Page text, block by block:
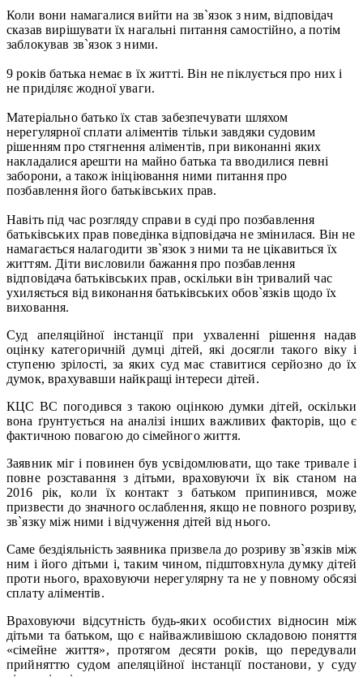
Коли вони намагалися вийти на зв`язок з ним, відповідач
сказав вирішувати їх нагальні питання самостійно, а потім
заблокував зв`язок з ними.
9 років батька немає в їх житті. Він не піклується про них і
не приділяє жодної уваги.
Матеріально батько їх став забезпечувати шляхом
нерегулярної сплати аліментів тільки завдяки судовим
рішенням про стягнення аліментів, при виконанні яких
накладалися арешти на майно батька та вводилися певні
заборони, а також ініціювання ними питання про
позбавлення його батьківських прав.
Навіть під час розгляду справи в суді про позбавлення
батьківських прав поведінка відповідача не змінилася. Він не
намагається налагодити зв`язок з ними та не цікавиться їх
життям. Діти висловили бажання про позбавлення
відповідача батьківських прав, оскільки він тривалий час
ухиляється від виконання батьківських обов`язків щодо їх
виховання.
Суд апеляційної інстанції при ухваленні рішення надав
оцінку категоричній думці дітей, які досягли такого віку і
ступеню зрілості, за яких суд має ставитися серйозно до їх
думок, врахувавши найкращі інтереси дітей.
КЦС ВС погодився з такою оцінкою думки дітей, оскільки
вона ґрунтується на аналізі інших важливих факторів, що є
фактичною повагою до сімейного життя.
Заявник міг і повинен був усвідомлювати, що таке тривале і
повне розставання з дітьми, враховуючи їх вік станом на
2016 рік, коли їх контакт з батьком припинився, може
призвести до значного ослаблення, якщо не повного розриву,
зв`язку між ними і відчуження дітей від нього.
Саме бездіяльність заявника призвела до розриву зв`язків між
ним і його дітьми і, таким чином, підштовхнула думку дітей
проти нього, враховуючи нерегулярну та не у повному обсязі
сплату аліментів.
Враховуючи відсутність будь-яких особистих відносин між
дітьми та батьком, що є найважливішою складовою поняття
«сімейне життя», протягом десяти років, що передували
прийняттю судом апеляційної інстанції постанови, у суду